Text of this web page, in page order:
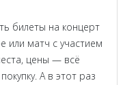
билеты на концерт
или матч с участием
цены — всё
А в этот раз